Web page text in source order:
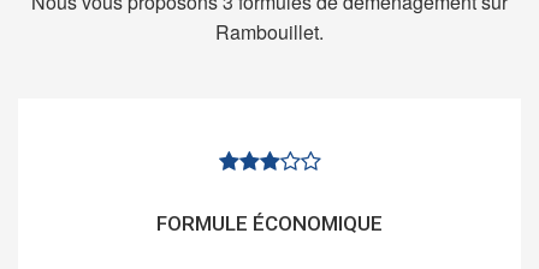
Rambouillet.
FORMULE ÉCONOMIQUE